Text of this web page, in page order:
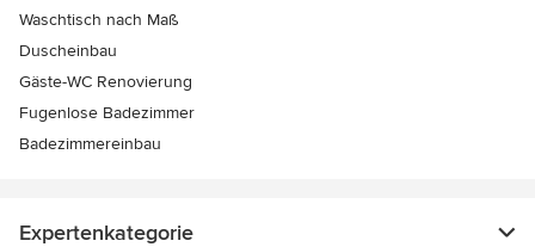
Waschtisch nach Maß
Duscheinbau
Gäste-WC Renovierung
Fugenlose Badezimmer
Badezimmereinbau
Expertenkategorie